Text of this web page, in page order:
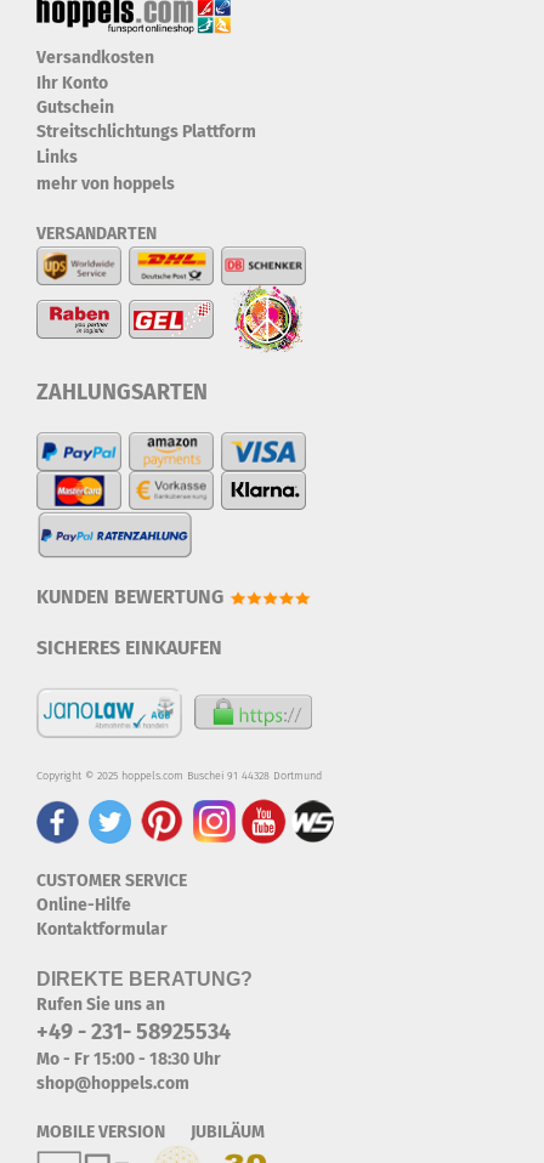
Versandkosten
Ihr Konto
Gutschein
Streitschlichtungs Plattform
Links
mehr von hoppels
VERSANDARTEN
ZAHLUNGSARTEN
KUNDEN BEWERTUNG
SICHERES EINKAUFEN
Copyright © 2025 hoppels.com Buschei 91 44328 Dortmund
CUSTOMER SERVICE
Online-Hilfe
Kontaktformular
DIREKTE BERATUNG?
Rufen Sie uns an
+49 - 231- 58925534
Mo - Fr 15:00 - 18:30 Uhr
shop@hoppels.com
MOBILE VERSION JUBILÄUM